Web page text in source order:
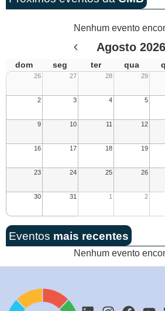
Nenhum evento
Agosto 2026
dom seg ter qua
26 27 28 29
2 3 4 5
9 10 11 12
16 17 18 19
23 24 25 26
30 31 1 2
Eventos mais recentes
Nenhum evento